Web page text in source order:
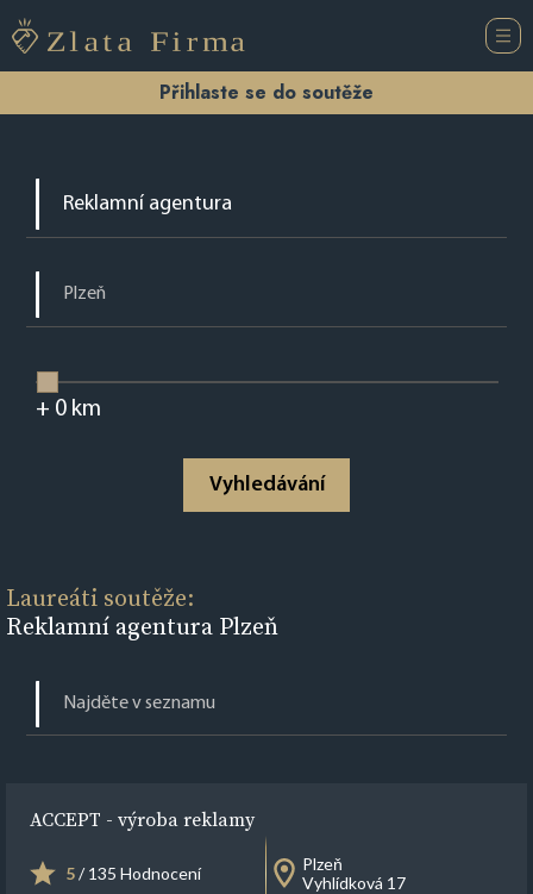
Přihlaste se do soutěže
+ 0km
Vyhledávání
Laureáti soutěže:
Reklamní agentura Plzeň
ACCEPT - výroba reklamy
5/ 135 Hodnocení
Plzeň
Vyhlídková 17